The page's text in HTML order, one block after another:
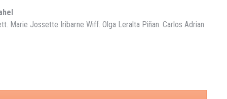
Marie Jossette Iribarne Wiff. Olga Leralta Piñan. Carlos Adrian